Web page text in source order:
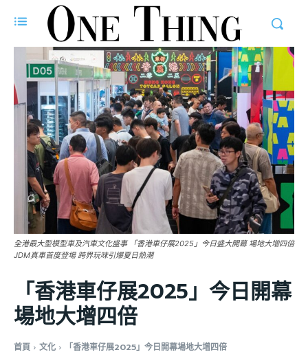
全港最大型模型車及汽車文化盛事 「香港車仔展2025」今日盛大開幕 場地大增四倍
JDM真車首度登場 跨界玩味引爆夏日熱潮
「香港車仔展2025」今日開幕
場地大增四倍
首頁 文化 「香港車仔展2025」今日開幕場地大增四倍